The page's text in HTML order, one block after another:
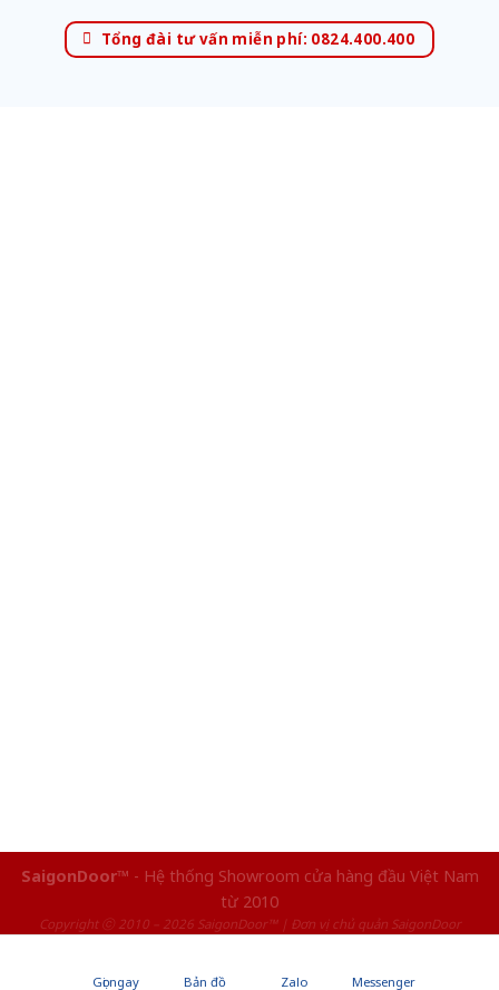
Tổng đài tư vấn miễn phí: 0824.400.400
SaigonDoor™ - Hệ thống Showroom cửa hàng đầu Việt Nam
từ 2010
Copyright ⓒ 2010 – 2026 SaigonDoor™ | Đơn vị chủ quản SaigonDoor
Gọi ngay Bản đồ Zalo Messenger